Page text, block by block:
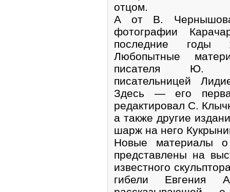
отцом.
А от В.
фотографии
последние годы
Любопытные
писателя Ю.
писательницей
Здесь — его
редактировал С.
а также другие
шарж на него
Новые материалы о
представлены на
известного
гибели Евгения